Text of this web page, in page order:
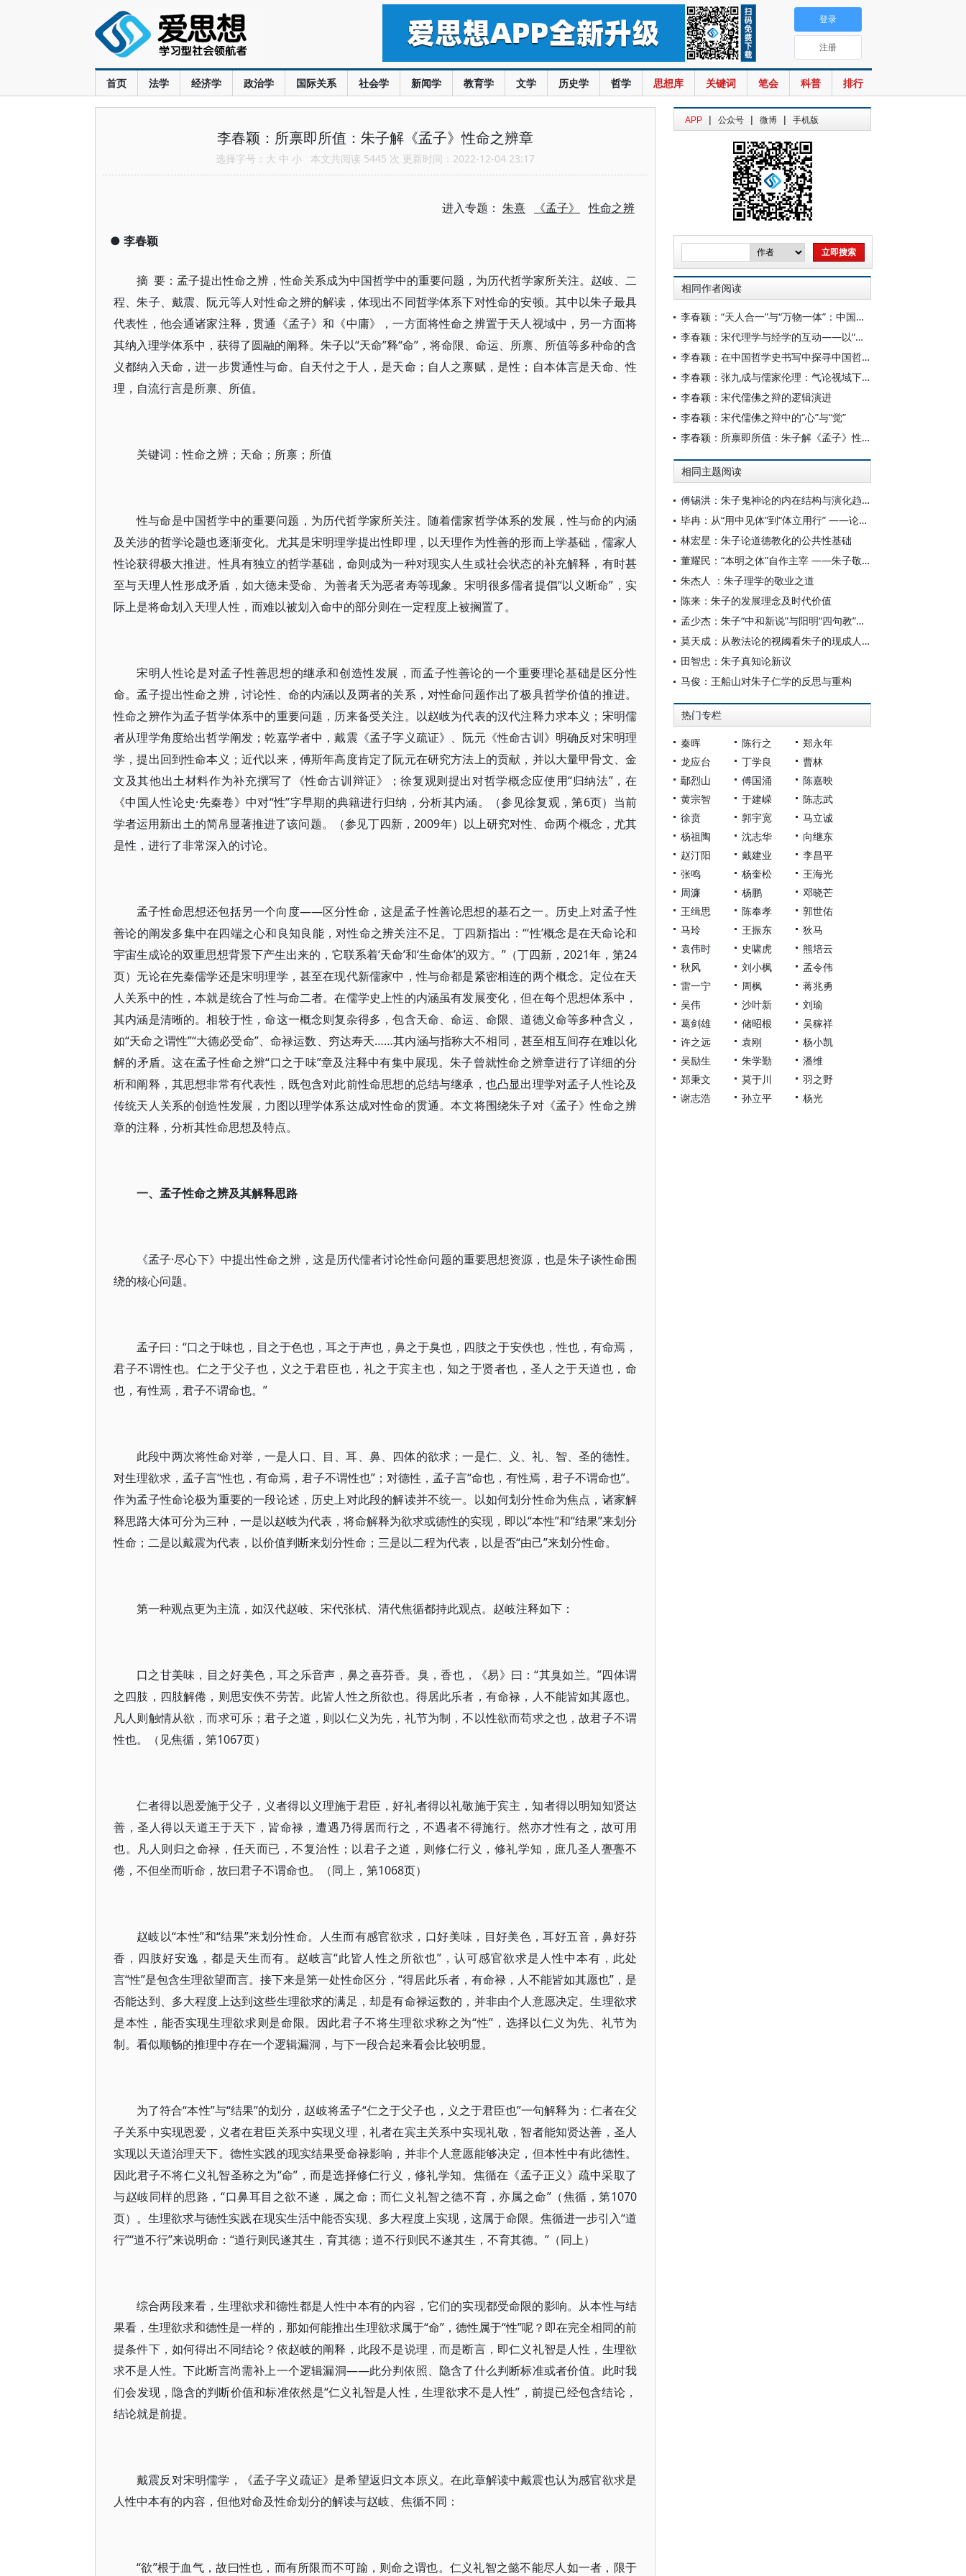
首页 法学 经济学 政治学 国际关系 社会学 新闻学 教育学 文学 历史学 哲学 思想库 关键词 笔会 科普 排行
登录
注册
李春颖：所禀即所值：朱子解《孟子》性命之辨章
选择字号： 大 中 小 本文共阅读 5445 次 更新时间：2022-12-04 23:17
进入专题： 朱熹 《孟子》 性命之辨
● 李春颖
摘 要：孟子提出性命之辨，性命关系成为中国哲学中的重要问题，为历代哲学家所关注。赵岐、二
程、朱子、戴震、阮元等人对性命之辨的解读，体现出不同哲学体系下对性命的安顿。其中以朱子最具
代表性，他会通诸家注释，贯通《孟子》和《中庸》，一方面将性命之辨置于天人视域中，另一方面将
其纳入理学体系中，获得了圆融的阐释。朱子以“天命”释“命”，将命限、命运、所禀、所值等多种命的含
义都纳入天命，进一步贯通性与命。自天付之于人，是天命；自人之禀赋，是性；自本体言是天命、性
理，自流行言是所禀、所值。
关键词：性命之辨；天命；所禀；所值
性与命是中国哲学中的重要问题，为历代哲学家所关注。随着儒家哲学体系的发展，性与命的内涵
及关涉的哲学论题也逐渐变化。尤其是宋明理学提出性即理，以天理作为性善的形而上学基础，儒家人
性论获得极大推进。性具有独立的哲学基础，命则成为一种对现实人生或社会状态的补充解释，有时甚
至与天理人性形成矛盾，如大德未受命、为善者夭为恶者寿等现象。宋明很多儒者提倡“以义断命”，实
际上是将命划入天理人性，而难以被划入命中的部分则在一定程度上被搁置了。
宋明人性论是对孟子性善思想的继承和创造性发展，而孟子性善论的一个重要理论基础是区分性
命。孟子提出性命之辨，讨论性、命的内涵以及两者的关系，对性命问题作出了极具哲学价值的推进。
性命之辨作为孟子哲学体系中的重要问题，历来备受关注。以赵岐为代表的汉代注释力求本义；宋明儒
者从理学角度给出哲学阐发；乾嘉学者中，戴震《孟子字义疏证》、阮元《性命古训》明确反对宋明理
学，提出回到性命本义；近代以来，傅斯年高度肯定了阮元在研究方法上的贡献，并以大量甲骨文、金
文及其他出土材料作为补充撰写了《性命古训辩证》；徐复观则提出对哲学概念应使用“归纳法”，在
《中国人性论史·先秦卷》中对“性”字早期的典籍进行归纳，分析其内涵。（参见徐复观，第6页）当前
学者运用新出土的简帛显著推进了该问题。（参见丁四新，2009年）以上研究对性、命两个概念，尤其
是性，进行了非常深入的讨论。
孟子性命思想还包括另一个向度——区分性命，这是孟子性善论思想的基石之一。历史上对孟子性
善论的阐发多集中在四端之心和良知良能，对性命之辨关注不足。丁四新指出：“‘性’概念是在天命论和
宇宙生成论的双重思想背景下产生出来的，它联系着‘天命’和‘生命体’的双方。”（丁四新，2021年，第24
页）无论在先秦儒学还是宋明理学，甚至在现代新儒家中，性与命都是紧密相连的两个概念。定位在天
人关系中的性，本就是统合了性与命二者。在儒学史上性的内涵虽有发展变化，但在每个思想体系中，
其内涵是清晰的。相较于性，命这一概念则复杂得多，包含天命、命运、命限、道德义命等多种含义，
如“天命之谓性”“大德必受命”、命禄运数、穷达寿夭……其内涵与指称大不相同，甚至相互间存在难以化
解的矛盾。这在孟子性命之辨“口之于味”章及注释中有集中展现。朱子曾就性命之辨章进行了详细的分
析和阐释，其思想非常有代表性，既包含对此前性命思想的总结与继承，也凸显出理学对孟子人性论及
传统天人关系的创造性发展，力图以理学体系达成对性命的贯通。本文将围绕朱子对《孟子》性命之辨
章的注释，分析其性命思想及特点。
一、孟子性命之辨及其解释思路
《孟子·尽心下》中提出性命之辨，这是历代儒者讨论性命问题的重要思想资源，也是朱子谈性命围
绕的核心问题。
孟子曰：“口之于味也，目之于色也，耳之于声也，鼻之于臭也，四肢之于安佚也，性也，有命焉，
君子不谓性也。仁之于父子也，义之于君臣也，礼之于宾主也，知之于贤者也，圣人之于天道也，命
也，有性焉，君子不谓命也。”
此段中两次将性命对举，一是人口、目、耳、鼻、四体的欲求；一是仁、义、礼、智、圣的德性。
对生理欲求，孟子言“性也，有命焉，君子不谓性也”；对德性，孟子言“命也，有性焉，君子不谓命也”。
作为孟子性命论极为重要的一段论述，历史上对此段的解读并不统一。以如何划分性命为焦点，诸家解
释思路大体可分为三种，一是以赵岐为代表，将命解释为欲求或德性的实现，即以“本性”和“结果”来划分
性命；二是以戴震为代表，以价值判断来划分性命；三是以二程为代表，以是否“由己”来划分性命。
第一种观点更为主流，如汉代赵岐、宋代张栻、清代焦循都持此观点。赵岐注释如下：
口之甘美味，目之好美色，耳之乐音声，鼻之喜芬香。臭，香也，《易》曰：“其臭如兰。”四体谓
之四肢，四肢解倦，则思安佚不劳苦。此皆人性之所欲也。得居此乐者，有命禄，人不能皆如其愿也。
凡人则触情从欲，而求可乐；君子之道，则以仁义为先，礼节为制，不以性欲而苟求之也，故君子不谓
性也。（见焦循，第1067页）
仁者得以恩爱施于父子，义者得以义理施于君臣，好礼者得以礼敬施于宾主，知者得以明知知贤达
善，圣人得以天道王于天下，皆命禄，遭遇乃得居而行之，不遇者不得施行。然亦才性有之，故可用
也。凡人则归之命禄，任天而已，不复治性；以君子之道，则修仁行义，修礼学知，庶几圣人亹亹不
倦，不但坐而听命，故曰君子不谓命也。（同上，第1068页）
赵岐以“本性”和“结果”来划分性命。人生而有感官欲求，口好美味，目好美色，耳好五音，鼻好芬
香，四肢好安逸，都是天生而有。赵岐言“此皆人性之所欲也”，认可感官欲求是人性中本有，此处
言“性”是包含生理欲望而言。接下来是第一处性命区分，“得居此乐者，有命禄，人不能皆如其愿也”，是
否能达到、多大程度上达到这些生理欲求的满足，却是有命禄运数的，并非由个人意愿决定。生理欲求
是本性，能否实现生理欲求则是命限。因此君子不将生理欲求称之为“性”，选择以仁义为先、礼节为
制。看似顺畅的推理中存在一个逻辑漏洞，与下一段合起来看会比较明显。
为了符合“本性”与“结果”的划分，赵岐将孟子“仁之于父子也，义之于君臣也”一句解释为：仁者在父
子关系中实现恩爱，义者在君臣关系中实现义理，礼者在宾主关系中实现礼敬，智者能知贤达善，圣人
实现以天道治理天下。德性实践的现实结果受命禄影响，并非个人意愿能够决定，但本性中有此德性。
因此君子不将仁义礼智圣称之为“命”，而是选择修仁行义，修礼学知。焦循在《孟子正义》疏中采取了
与赵岐同样的思路，“口鼻耳目之欲不遂，属之命；而仁义礼智之德不育，亦属之命”（焦循，第1070
页）。生理欲求与德性实践在现实生活中能否实现、多大程度上实现，这属于命限。焦循进一步引入“道
行”“道不行”来说明命：“道行则民遂其生，育其德；道不行则民不遂其生，不育其德。”（同上）
综合两段来看，生理欲求和德性都是人性中本有的内容，它们的实现都受命限的影响。从本性与结
果看，生理欲求和德性是一样的，那如何能推出生理欲求属于“命”，德性属于“性”呢？即在完全相同的前
提条件下，如何得出不同结论？依赵岐的阐释，此段不是说理，而是断言，即仁义礼智是人性，生理欲
求不是人性。下此断言尚需补上一个逻辑漏洞——此分判依照、隐含了什么判断标准或者价值。此时我
们会发现，隐含的判断价值和标准依然是“仁义礼智是人性，生理欲求不是人性”，前提已经包含结论，
结论就是前提。
戴震反对宋明儒学，《孟子字义疏证》是希望返归文本原义。在此章解读中戴震也认为感官欲求是
人性中本有的内容，但他对命及性命划分的解读与赵岐、焦循不同：
“欲”根于血气，故曰性也，而有所限而不可踰，则命之谓也。仁义礼智之懿不能尽人如一者，限于
APP | 公众号 | 微博 | 手机版
相同作者阅读
李春颖：“天人合一”与“万物一体”：中国哲学一体性思维与主客关系
李春颖：宋代理学与经学的互动——以“人者，天地之心”为视角
李春颖：在中国哲学史书写中探寻中国哲学
李春颖：张九成与儒家伦理：气论视域下的德福关系诠释
李春颖：宋代儒佛之辩的逻辑演进
李春颖：宋代儒佛之辩中的“心”与“觉”
李春颖：所禀即所值：朱子解《孟子》性命之辨章
相同主题阅读
傅锡洪：朱子鬼神论的内在结构与演化趋向
毕冉：从“用中见体”到“体立用行” ——论朱子对《中庸》首章“大本”“达道”的阐释变化
林宏星：朱子论道德教化的公共性基础
董耀民：“本明之体”自作主宰 ——朱子敬论新解
朱杰人 ：朱子理学的敬业之道
陈来：朱子的发展理念及时代价值
孟少杰：朱子“中和新说”与阳明“四句教”的思想交涉——以秦云爽和陆陇其的争论为中心
莫天成：从教法论的视阈看朱子的现成人性论
田智忠：朱子真知论新议
马俊：王船山对朱子仁学的反思与重构
热门专栏
秦晖 陈行之
郑永年
龙应台
丁学良
曹林
鄢烈山
傅国涌
陈嘉映
黄宗智
于建嵘
陈志武
徐贲
郭宇宽
马立诚
杨祖陶
沈志华
向继东
赵汀阳
戴建业
李昌平
张鸣
杨奎松
王海光
周濂
杨鹏
邓晓芒
王缉思
陈奉孝
郭世佑
马玲
王振东
狄马
袁伟时
史啸虎
熊培云
秋风
刘小枫
孟令伟
雷一宁
周枫
蒋兆勇
吴伟
沙叶新
刘瑜
葛剑雄
储昭根
吴稼祥
许之远
袁刚
杨小凯
吴励生
朱学勤
潘维
郑秉文
莫于川
羽之野
谢志浩
孙立平 杨光